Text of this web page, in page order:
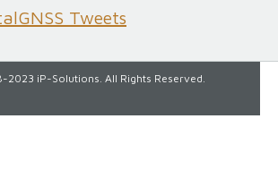
るiP-Solutionsは、信頼性の高い革新的
の専門分野には、インスタント・ポジシ
ション、衛星軌道予測、ペドロライト
Tweets
2023 iP-Solutions. All Rights Reserved.